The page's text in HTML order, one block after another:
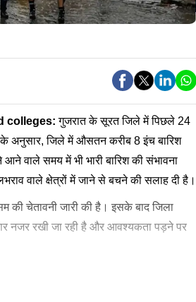
colleges:गुजरात के सूरत जिले में पिछले 24
के अनुसार, जिले में औसतन करीब 8 इंच बारिश
वाले समय में भी भारी बारिश की संभावना
वाले क्षेत्रों में जाने से बचने की सलाह दी है।
की चेतावनी जारी की है। इसके बाद जिला
नजर रखी जा रही है और आवश्यकता पड़ने पर